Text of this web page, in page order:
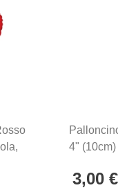
4"
3,00 €